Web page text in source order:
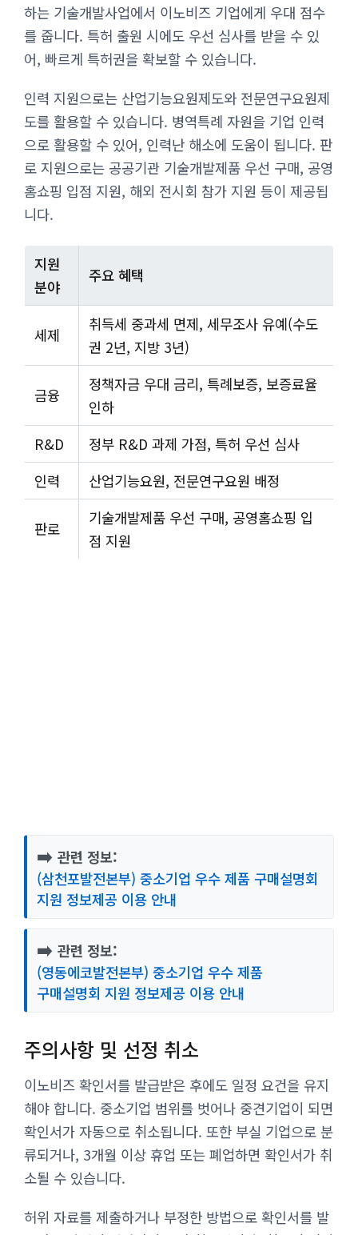
하는 기술개발사업에서 이노비즈 기업에게 우대 점수
를 줍니다. 특허 출원 시에도 우선 심사를 받을 수 있
어, 빠르게 특허권을 확보할 수 있습니다.
인력 지원으로는 산업기능요원제도와 전문연구요원제
도를 활용할 수 있습니다. 병역특례 자원을 기업 인력
으로 활용할 수 있어, 인력난 해소에 도움이 됩니다. 판
로 지원으로는 공공기관 기술개발제품 우선 구매, 공영
홈쇼핑 입점 지원, 해외 전시회 참가 지원 등이 제공됩
니다.
지원
분야
주요 혜택
세제
취득세 중과세 면제, 세무조사 유예(수도
권 2년, 지방 3년)
금융
정책자금 우대 금리, 특례보증, 보증료율
인하
R&D
정부 R&D 과제 가점, 특허 우선 심사
인력
산업기능요원, 전문연구요원 배정
판로
기술개발제품 우선 구매, 공영홈쇼핑 입
점 지원
➡️ 관련 정보:
(삼천포발전본부) 중소기업 우수 제품 구매설명회
지원 정보제공 이용 안내
➡️ 관련 정보:
(영동에코발전본부) 중소기업 우수 제품
구매설명회 지원 정보제공 이용 안내
주의사항 및 선정 취소
이노비즈 확인서를 발급받은 후에도 일정 요건을 유지
해야 합니다. 중소기업 범위를 벗어나 중견기업이 되면
확인서가 자동으로 취소됩니다. 또한 부실 기업으로 분
류되거나, 3개월 이상 휴업 또는 폐업하면 확인서가 취
소될 수 있습니다.
허위 자료를 제출하거나 부정한 방법으로 확인서를 발